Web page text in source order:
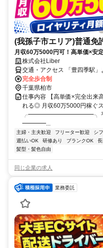
(我孫子市エリア)普通免
月収60万5000円可！高単価×安
株式会社Liber
交通・アクセス 「豊四季駅」
完全歩合制
千葉県柏市
仕事内容 【高単価×完全出来
れる◎ 月収60万5000円稼ぐ
╭━━━━━━━━━━━╮ 平
━━━━...
主婦・主夫歓迎 フリーター歓迎 シ
週払いOK
研修あり ブランクOK
髪型・髪色自由
同じ企業の求人
業務委託